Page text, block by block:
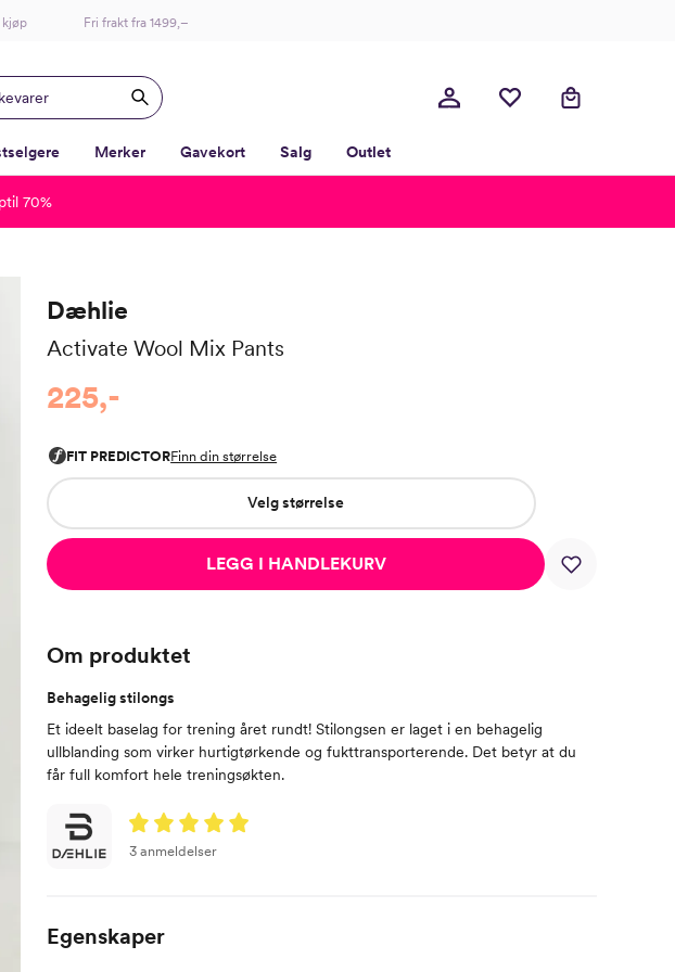
kjøp Fri frakt fra 1499,–
Merker Gavekort Salg Outlet
Dæhlie
Activate Wool Mix Pants
225,-
Velg størrelse
LEGG I HANDLEKURV
Om produktet
Behagelig stilongs
Et ideelt baselag for trening året rundt! Stilongsen er laget i en behagelig
ullblanding som virker hurtigtørkende og fukttransporterende. Det betyr at du
får full komfort hele treningsøkten.
3 anmeldelser
Egenskaper
70%